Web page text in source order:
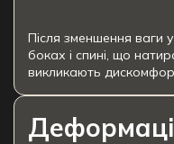
Після зменшення ваги
боках і спині, що
викликають